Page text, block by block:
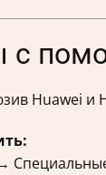
Huawei и